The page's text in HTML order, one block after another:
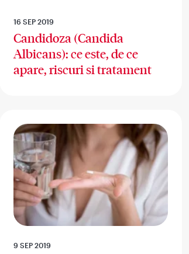
16 SEP 2019
Candidoza (Candida
Albicans): ce este, de ce
apare, riscuri si tratament
9 SEP 2019